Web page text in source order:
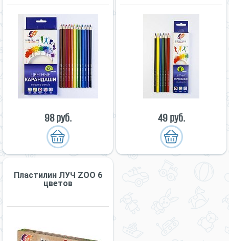
98 руб. 49 руб.
Пластилин ЛУЧ ZOO 6
цветов